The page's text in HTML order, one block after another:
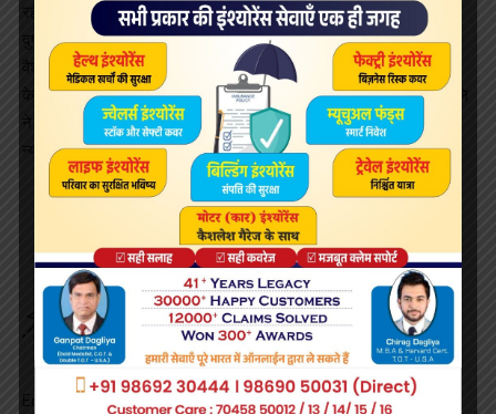
रही थी। उसी बीच तीन युवक आए और खींचकर ट्रेन में ले गए और तीनों ने
दुष्कर्म किया। जीआरपी ने तहरीर के आधार पर मुकदमा दर्ज करके बिहार के
वैशाली जिले के निवासी हरिकांत सिंह, भागलपुर जिले के शंभू रजक और देवरिया
के माहीगंज निवासी चौथी गुप्ता को गिरफ्तार कर लिया। एसपी जीआरपी पुष्पांजलि
ने कहा कि पीड़ित किशोरी का चिकित्सीय परीक्षण करा लिया गया है। सोमवार को
न्यायालय के समक्ष बयान दर्ज कराया जाएगा।
Sign Up For Daily Newsletter
Be keep up! Get the latest breaking news delivered
straight to your inbox.
Email address: